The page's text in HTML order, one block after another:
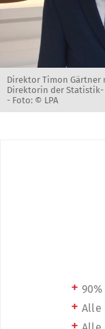
Direktor Timon
Direktorin der Statistik-
- Foto: © LPA